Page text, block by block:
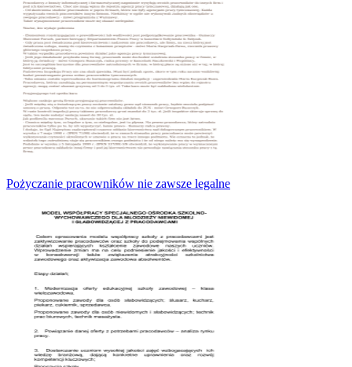
Pożyczanie pracowników nie zawsze legalne